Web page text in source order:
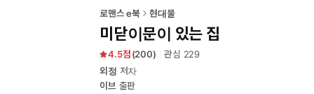
로맨스 e북 현대물
미닫이문이 있는 집
4.5 (200) 관심 229
외정 저자
이브 출판